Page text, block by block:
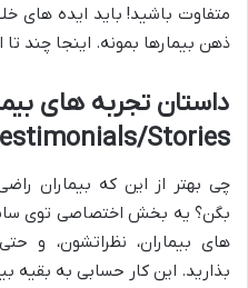
متفاوت باشید! باید ایده های
ذهن بیمارها بمونه. اینجا چند
Stories)
چی بهتر از این که بیماران
بگن؟ یه بخش اختصاصی توی
های بیماران، نظراتشون، و
بذارید. این کار حسابی به بقیه